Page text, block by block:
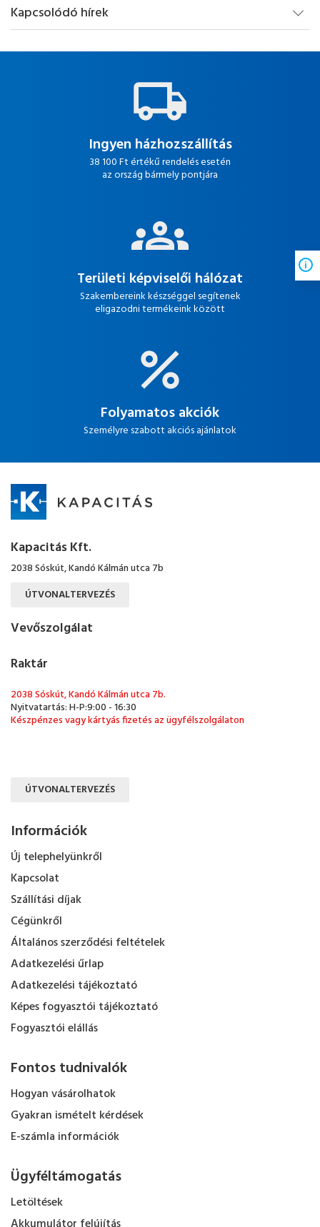
Kapcsolódó hírek
Ingyen házhozszállítás
38 100 Ft értékű rendelés esetén
az ország bármely pontjára
Területi képviselői hálózat
Szakembereink készséggel segítenek
eligazodni termékeink között
Folyamatos akciók
Személyre szabott akciós ajánlatok
Kapacitás Kft.
2038 Sóskút, Kandó Kálmán utca 7b
ÚTVONALTERVEZÉS
Vevőszolgálat
Raktár
2038 Sóskút, Kandó Kálmán utca 7b.
Nyitvatartás: H-P:9:00 - 16:30
Készpénzes vagy kártyás fizetés az ügyfélszolgálaton
ÚTVONALTERVEZÉS
Információk
Új telephelyünkről
Kapcsolat
Szállítási díjak
Cégünkről
Általános szerződési feltételek
Adatkezelési űrlap
Adatkezelési tájékoztató
Képes fogyasztói tájékoztató
Fogyasztói elállás
Fontos tudnivalók
Hogyan vásárolhatok
Gyakran ismételt kérdések
E-számla információk
Ügyféltámogatás
Letöltések